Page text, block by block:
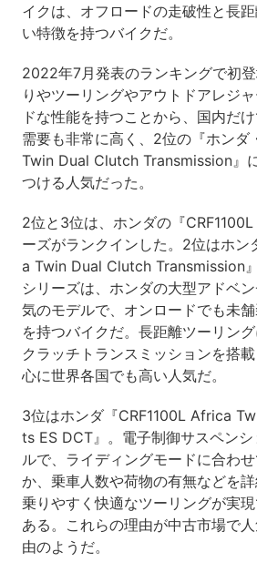
イクは、オフロードの走破性と長
い特徴を持つバイクだ。
2022年7月発表のランキングで初
りやツーリングやアウトドアレジ
ドな性能を持つことから、国内だ
需要も非常に高く、2位の『ホンダ
Twin Dual Clutch Transmission』
つける人気だった。
2位と3位は、ホンダの『
ーズがランクインした。2位はホン
a Twin Dual Clutch Transmission
シリーズは、ホンダの大型アドベ
気のモデルで、オンロードでも未
を持つバイクだ。長距離ツーリン
クラッチトランスミッションを搭
心に世界各国でも高い人気だ。
3位はホンダ『CRF1100L Africa
ts ES DCT』。電子制御サスペン
ルで、ライディングモードに合わ
か、乗車人数や荷物の有無などを
乗りやすく快適なツーリングが実
ある。これらの理由が中古市場で
由のようだ。